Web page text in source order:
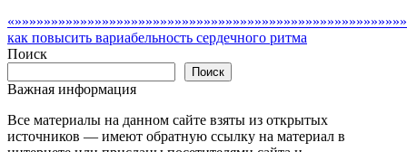
как повысить вариабельность сердечного ритма
Поиск
Поиск
Важная информация
Все материалы на данном сайте взяты из открытых
источников — имеют обратную ссылку на материал в